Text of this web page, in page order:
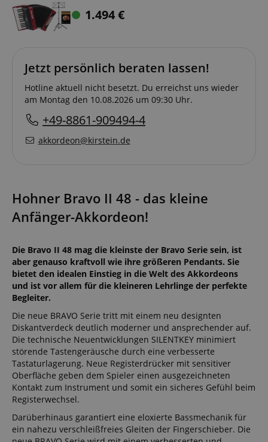
1.494€
Jetzt persönlich beraten lassen!
Hotline aktuell nicht besetzt. Du erreichst uns wieder
am Montag den 10.08.2026 um 09:30 Uhr.
+49-8861-909494-4
akkordeon@kirstein.de
Hohner Bravo II 48 - das kleine
Anfänger-Akkordeon!
Die Bravo II 48 mag die kleinste der Bravo Serie sein, ist
aber genauso kraftvoll wie ihre größeren Pendants. Sie
bietet den idealen Einstieg in die Welt des Akkordeons
und ist vor allem für die kleineren Lehrlinge der perfekte
Begleiter.
Die neue BRAVO Serie tritt mit einem neu designten
Diskantverdeck deutlich moderner und ansprechender auf.
Die technische Neuentwicklungen SILENTKEY minimiert
störende Tastengeräusche durch eine verbesserte
Tastaturlagerung. Neue Registerdrücker mit sensitiver
Oberfläche geben dem Spieler einen ausgezeichneten
Kontakt zum Instrument und somit ein sicheres Gefühl beim
Registerwechsel.
Darüberhinaus garantiert eine eloxierte Bassmechanik für
ein nahezu verschleißfreies Gleiten der Fingerschieber. Die